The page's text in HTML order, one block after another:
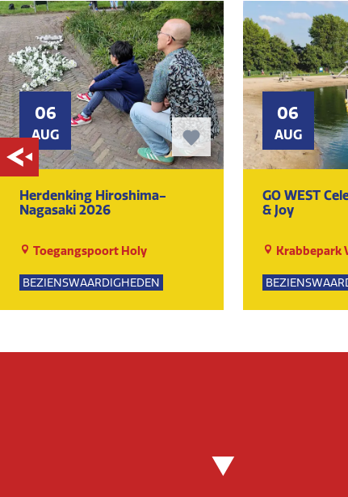
06
AUG
Herdenking Hiroshima-
Nagasaki 2026
Toegangspoort Holy
BEZIENSWAARDIGHEDEN
KUNST EN CULTUUR
06
AUG
GO WEST
& Joy
Krabbepark
KUNST EN